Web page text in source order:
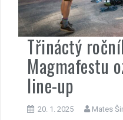
Třináctý
Magmafestu
line-up
20. 1. 2025 Mates